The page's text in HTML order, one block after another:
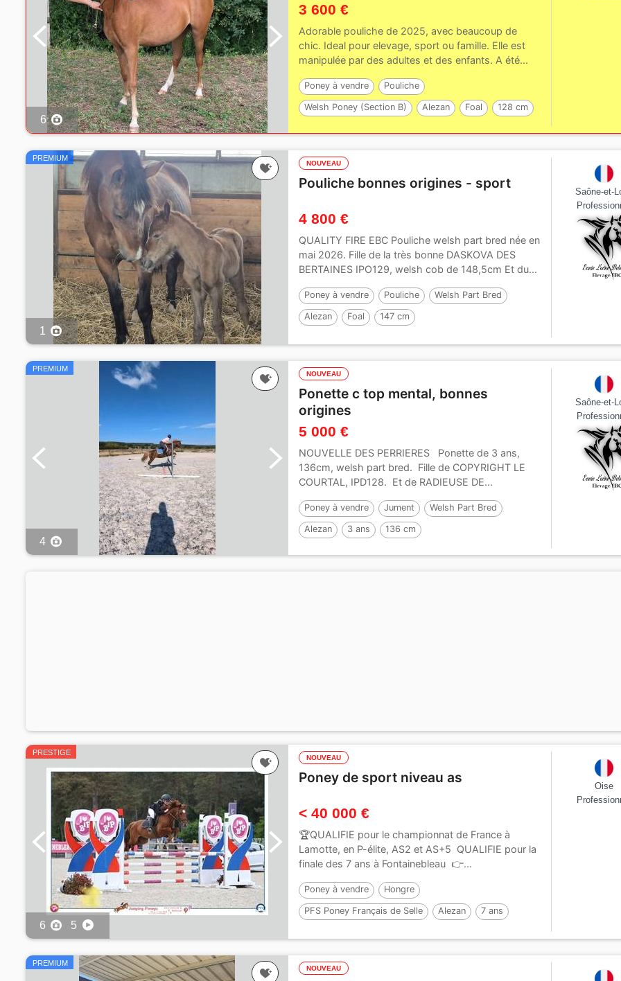
6
3 600 €
Adorable pouliche de 2025, avec beaucoup de
chic. Ideal pour elevage, sport ou famille. Elle est
manipulée par des adultes et des enfants. A été...
Poney à vendre Pouliche
Welsh Poney (Section B) Alezan Foal 128 cm
PREMIUM
1
NOUVEAU
Pouliche bonnes origines - sport
4 800 €
QUALITY FIRE EBC Pouliche welsh part bred née en
mai 2026. Fille de la très bonne DASKOVA DES
BERTAINES IPO129, welsh cob de 148,5cm Et du...
Poney à vendre Pouliche Welsh Part Bred
Alezan Foal 147 cm
Saône-et-
PREMIUM
4
NOUVEAU
Ponette c top mental, bonnes
origines
5 000 €
NOUVELLE DES PERRIERES Ponette de 3 ans,
136cm, welsh part bred. Fille de COPYRIGHT LE
COURTAL, IPD128. Et de RADIEUSE DE...
Poney à vendre Jument Welsh Part Bred
Alezan 3 ans 136 cm
Saône-et-
PRESTIGE
6 5
NOUVEAU
Poney de sport niveau as
< 40 000 €
🏆QUALIFIE pour le championnat de France à
Lamotte, en P-élite, AS2 et AS+5 QUALIFIE pour la
finale des 7 ans à Fontainebleau 👉...
Poney à vendre Hongre
PFS Poney Français de Selle Alezan 7 ans
Oise
PREMIUM
NOUVEAU